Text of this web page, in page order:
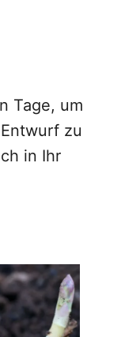
Tage, um
zu
in Ihr